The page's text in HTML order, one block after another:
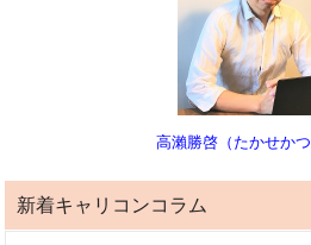
高瀨勝啓（たかせか
新着キャリコンコラム